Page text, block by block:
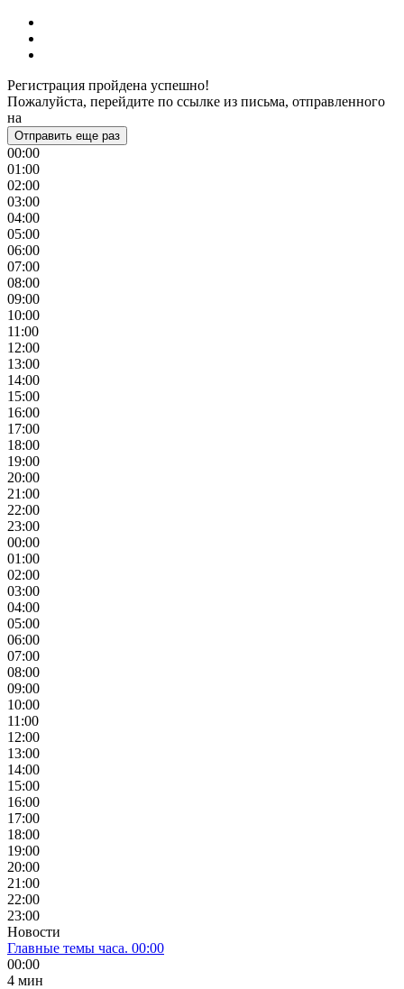
Регистрация пройдена успешно!
Пожалуйста, перейдите по ссылке из письма, отправленного
на
Отправить еще раз
00:00
01:00
02:00
03:00
04:00
05:00
06:00
07:00
08:00
09:00
10:00
11:00
12:00
13:00
14:00
15:00
16:00
17:00
18:00
19:00
20:00
21:00
22:00
23:00
00:00
01:00
02:00
03:00
04:00
05:00
06:00
07:00
08:00
09:00
10:00
11:00
12:00
13:00
14:00
15:00
16:00
17:00
18:00
19:00
20:00
21:00
22:00
23:00
Новости
Главные темы часа. 00:00
00:00
4 мин